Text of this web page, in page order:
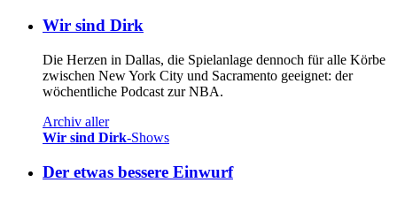
Wir sind Dirk
Die Herzen in Dallas, die Spielanlage dennoch für alle Körbe
zwischen New York City und Sacramento geeignet: der
wöchentliche Podcast zur NBA.
Archiv aller
Wir sind Dirk-Shows
Der etwas bessere Einwurf